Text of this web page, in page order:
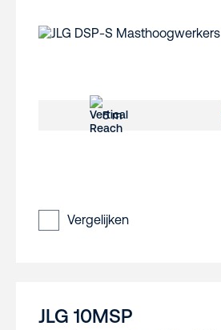
5 m
Vergelijken
JLG 10MSP